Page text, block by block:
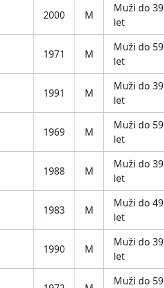
2000 M
Muži do 39
let
1971 M
Muži do 59
let
1991 M
Muži do 39
let
1969 M
Muži do 59
let
1988 M
Muži do 39
let
1983 M
Muži do 49
let
1990 M
Muži do 39
let
Muži do 59